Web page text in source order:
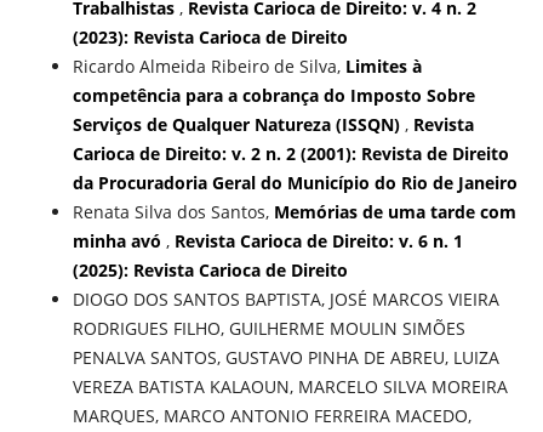
Trabalhistas , Revista Carioca de Direito: v. 4 n. 2
(2023): Revista Carioca de Direito
Ricardo Almeida Ribeiro de Silva, Limites à
competência para a cobrança do Imposto Sobre
Serviços de Qualquer Natureza (ISSQN) , Revista
Carioca de Direito: v. 2 n. 2 (2001): Revista de Direito
da Procuradoria Geral do Município do Rio de Janeiro
Renata Silva dos Santos, Memórias de uma tarde com
minha avó , Revista Carioca de Direito: v. 6 n. 1
(2025): Revista Carioca de Direito
DIOGO DOS SANTOS BAPTISTA, JOSÉ MARCOS VIEIRA
RODRIGUES FILHO, GUILHERME MOULIN SIMÕES
PENALVA SANTOS, GUSTAVO PINHA DE ABREU, LUIZA
VEREZA BATISTA KALAOUN, MARCELO SILVA MOREIRA
MARQUES, MARCO ANTONIO FERREIRA MACEDO,